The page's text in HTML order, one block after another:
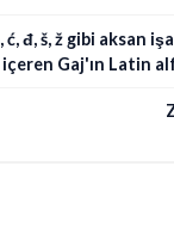
đ, š, ž gibi aksan
içeren Gaj'ın Latin